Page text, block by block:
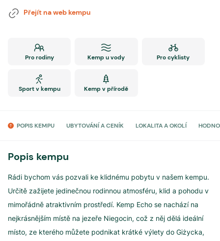
Přejít na web kempu
Pro rodiny Kemp u vody Pro cyklisty
Sport v kempu Kemp v přírodě
POPIS KEMPU UBYTOVÁNÍ A CENÍK LOKALITA A OKOLÍ
Popis kempu
Rádi bychom vás pozvali ke klidnému pobytu v našem kempu.
Určitě zažijete jedinečnou rodinnou atmosféru, klid a pohodu v
mimořádně atraktivním prostředí. Kemp Echo se nachází na
nejkrásnějším místě na jezeře Niegocin, což z něj dělá ideální
místo, ze kterého můžete podnikat krátké výlety do Giżycka,